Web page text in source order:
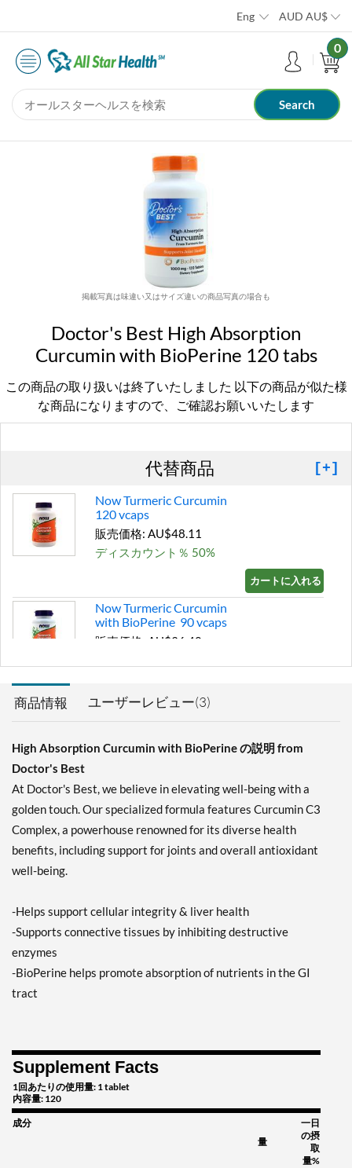
Eng AUD AU$
0
掲載写真は味違い又はサイズ違いの商品写真の場合も
Doctor's Best High Absorption
Curcumin with BioPerine 120 tabs
この商品の取り扱いは終了いたしました 以下の商品が似た様
な商品になりますので、ご確認お願いいたします
代替商品 [+]
Now Turmeric Curcumin
120 vcaps
販売価格: AU$48.11
ディスカウント％ 50%
カートに入れる »
Now Turmeric Curcumin
with BioPerine 90 vcaps
販売価格: AU$36.40
販売価格: AU$20.84
Out of stock
Email me when available
商品情報 ユーザーレビュー(3)
High Absorption Curcumin with BioPerine の説明 from
Doctor's Best
At Doctor's Best, we believe in elevating well-being with a
golden touch. Our specialized formula features Curcumin C3
Complex, a powerhouse renowned for its diverse health
benefits, including support for joints and overall antioxidant
well-being.
-Helps support cellular integrity & liver health
-Supports connective tissues by inhibiting destructive
enzymes
-BioPerine helps promote absorption of nutrients in the GI
tract
Supplement Facts
1回あたりの使用量: 1 tablet
内容量: 120
成分
量
一日
の摂
取
量%